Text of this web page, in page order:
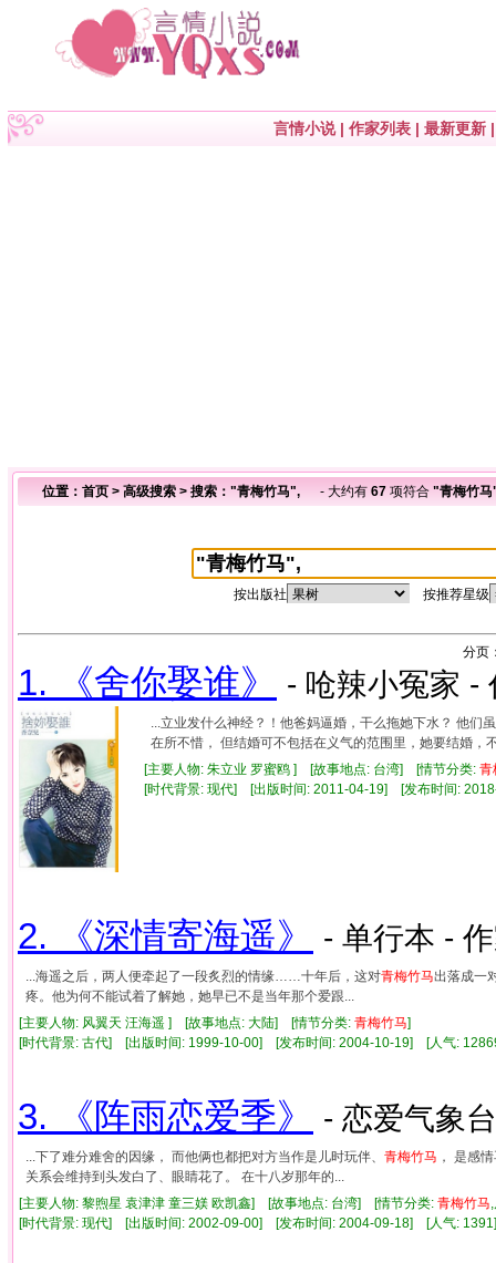
言情小说| 作家列表 | 最新更新
位置： 首页 > 高级搜索 > 搜索："青梅竹马", - 大约有 67 项符合 "青梅竹
按出版社 按推荐星级
分页
1. 《舍你娶谁》 - 呛辣小冤家 -
...立业发什么神经？！他爸妈逼婚，干么拖她下水？ 他们
在所不惜， 但结婚可不包括在义气的范围里，她要结婚，
[主要人物: 朱立业 罗蜜鸥 ] [故事地点: 台湾] [情节分类: 青
[时代背景: 现代] [出版时间: 2011-04-19] [发布时间:
2. 《深情寄海遥》 - 单行本 -
...海遥之后，两人便牵起了一段炙烈的情缘……十年后，这对青梅竹马出落成一
疼。他为何不能试着了解她，她早已不是当年那个爱跟...
[主要人物: 风翼天 汪海遥 ] [故事地点: 大陆] [情节分类: 青梅竹马]
[时代背景: 古代] [出版时间: 1999-10-00] [发布时间: 2004-10-19] [人气:
3. 《阵雨恋爱季》 - 恋爱气象
...下了难分难舍的因缘， 而他俩也都把对方当作是儿时玩伴、 青梅竹马 ， 是感
关系会维持到头发白了、眼睛花了。 在十八岁那年的...
[主要人物: 黎煦星 袁津津 童三媄 欧凯鑫] [故事地点: 台湾] [情节分类: 青梅竹马
[时代背景: 现代] [出版时间: 2002-09-00] [发布时间: 2004-09-18] [人气: